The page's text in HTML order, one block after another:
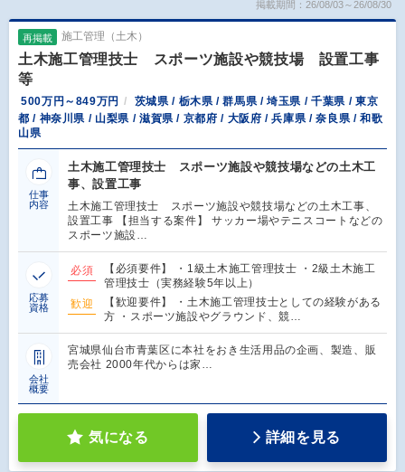
掲載期間：26/08/03～26/08/30
再掲載 施工管理（土木）
土木施工管理技士 スポーツ施設や競技場 設置工事
等
500万円～849万円
茨城県 / 栃木県 / 群馬県 / 埼玉県 / 千葉県 / 東京
都 / 神奈川県 / 山梨県 / 滋賀県 / 京都府 / 大阪府 / 兵庫県 / 奈良県 / 和歌
山県
仕事
内容
土木施工管理技士 スポーツ施設や競技場などの土木工
事、設置工事
土木施工管理技士 スポーツ施設や競技場などの土木工事、
設置工事 【担当する案件】 サッカー場やテニスコートなどの
スポーツ施設…
応募
資格
必須
【必須要件】 ・1級土木施工管理技士 ・2級土木施工
管理技士（実務経験5年以上）
歓迎
【歓迎要件】 ・土木施工管理技士としての経験がある
方 ・スポーツ施設やグラウンド、競…
会社
概要
宮城県仙台市青葉区に本社をおき生活用品の企画、製造、販
売会社 2000年代からは家…
気になる 詳細を見る